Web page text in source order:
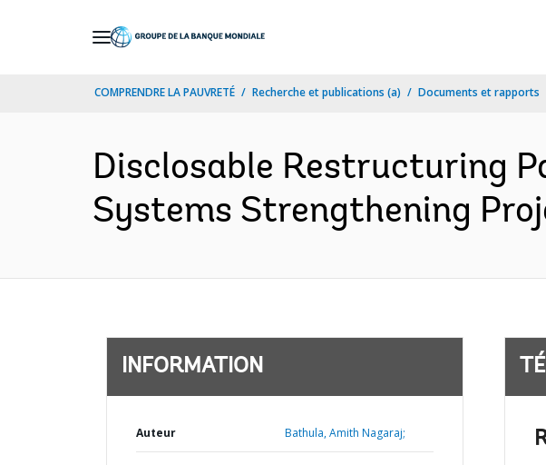
COMPRENDRE LA PAUVRETÉ Recherche et publications (a) Documents et rapports
Disclosable Restructuring
Systems Strengthening
INFORMATION
Auteur Bathula, Amith Nagaraj;